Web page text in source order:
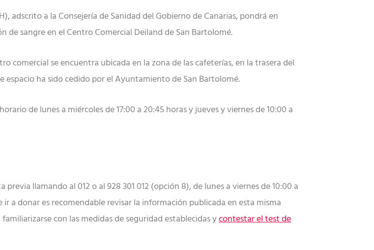
adscrito a la Consejería de Sanidad del Gobierno de Canarias, pondrá en
sangre en el Centro Comercial Deiland de San Bartolomé.
comercial se encuentra ubicada en la zona de las cafeterías, en la trasera del
espacio ha sido cedido por el Ayuntamiento de San Bartolomé.
de lunes a miércoles de 17:00 a 20:45 horas y jueves y viernes de 10:00 a
llamando al 012 o al 928 301 012 (opción 8), de lunes a viernes de 10:00 a
ir a donar es recomendable revisar la información publicada en esta misma
familiarizarse con las medidas de seguridad establecidas ycontestar el test de